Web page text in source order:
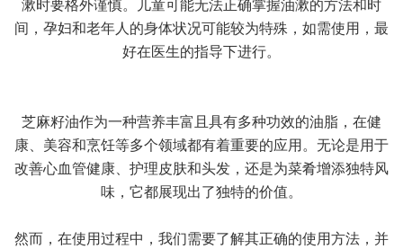
间，孕妇和老年人的身体状况可能较为特殊，如需使用，最
好在医生的指导下进行。
芝麻籽油作为一种营养丰富且具有多种功效的油脂，在健
康、美容和烹饪等多个领域都有着重要的应用。无论是用于
改善心血管健康、护理皮肤和头发，还是为菜肴增添独特风
味，它都展现出了独特的价值。
然而，在使用过程中，我们需要了解其正确的使用方法，并